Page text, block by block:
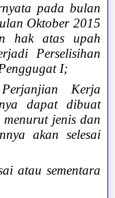
pada bulan
Oktober 2015
hak atas upah
Perselisihan
I;
Kerja
dapat dibuat
jenis dan
akan selesai
atau sementara